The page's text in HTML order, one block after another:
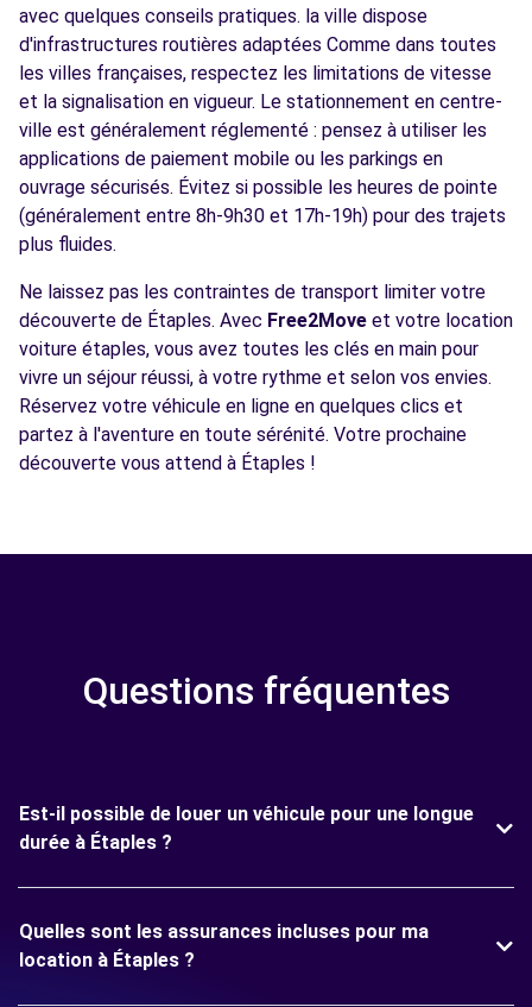
avec quelques conseils pratiques. la ville dispose
d'infrastructures routières adaptées Comme dans toutes
les villes françaises, respectez les limitations de vitesse
et la signalisation en vigueur. Le stationnement en centre-
ville est généralement réglementé : pensez à utiliser les
applications de paiement mobile ou les parkings en
ouvrage sécurisés. Évitez si possible les heures de pointe
(généralement entre 8h-9h30 et 17h-19h) pour des trajets
plus fluides.
Ne laissez pas les contraintes de transport limiter votre
découverte de Étaples. Avec Free2Move et votre location
voiture étaples, vous avez toutes les clés en main pour
vivre un séjour réussi, à votre rythme et selon vos envies.
Réservez votre véhicule en ligne en quelques clics et
partez à l'aventure en toute sérénité. Votre prochaine
découverte vous attend à Étaples !
Questions fréquentes
Est-il possible de louer un véhicule pour une longue
durée à Étaples ?
Quelles sont les assurances incluses pour ma
location à Étaples ?